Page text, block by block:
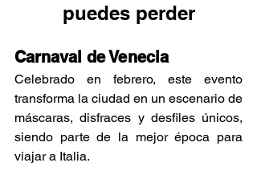
puedes perder
Carnaval de Venecia
Celebrado en febrero, este evento
transforma la ciudad en un escenario de
máscaras, disfraces y desfiles únicos,
siendo parte de la mejor época para
viajar a Italia.